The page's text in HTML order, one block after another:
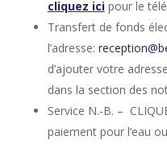
cliquez icipour le
Transfert de fonds
l’adresse:
d’ajouter votre
dans la section des
Service N.-B. –
paiement pour l’eau